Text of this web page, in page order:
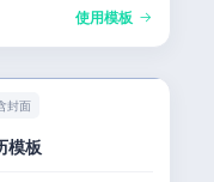
使用模板
封面
模板